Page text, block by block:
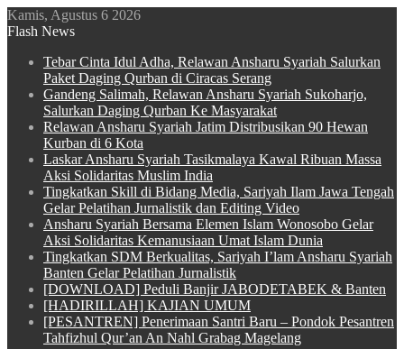
Kamis, Agustus 6 2026
Flash News
Tebar Cinta Idul Adha, Relawan Ansharu Syariah Salurkan
Paket Daging Qurban di Ciracas Serang
Gandeng Salimah, Relawan Ansharu Syariah Sukoharjo,
Salurkan Daging Qurban Ke Masyarakat
Relawan Ansharu Syariah Jatim Distribusikan 90 Hewan
Kurban di 6 Kota
Laskar Ansharu Syariah Tasikmalaya Kawal Ribuan Massa
Aksi Solidaritas Muslim India
Tingkatkan Skill di Bidang Media, Sariyah Ilam Jawa Tengah
Gelar Pelatihan Jurnalistik dan Editing Video
Ansharu Syariah Bersama Elemen Islam Wonosobo Gelar
Aksi Solidaritas Kemanusiaan Umat Islam Dunia
Tingkatkan SDM Berkualitas, Sariyah I’lam Ansharu Syariah
Banten Gelar Pelatihan Jurnalistik
[DOWNLOAD] Peduli Banjir JABODETABEK & Banten
[HADIRILLAH] KAJIAN UMUM
[PESANTREN] Penerimaan Santri Baru – Pondok Pesantren
Tahfizhul Qur’an An Nahl Grabag Magelang